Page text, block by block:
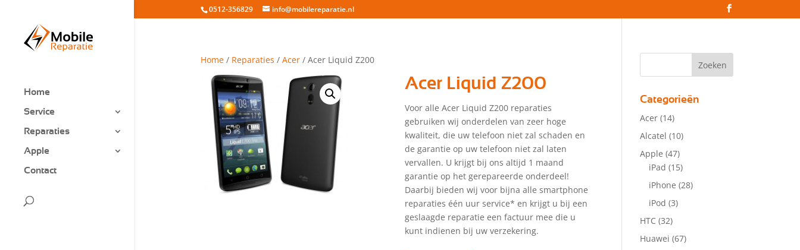
0512-356829 info@mobilereparatie.nl
Home
Service
Reparaties
Apple
Contact
Home/ Reparaties / Acer/ Acer Liquid Z200
Acer Liquid Z200
Voor alle Acer Liquid Z200 reparaties
gebruiken wij onderdelen van zeer hoge
kwaliteit, die uw telefoon niet zal schaden en
de garantie op uw telefoon niet zal laten
vervallen. U krijgt bij ons altijd 1 maand
garantie op het gerepareerde onderdeel!
Daarbij bieden wij voor bijna alle smartphone
reparaties één uur service* en krijgt u bij een
geslaagde reparatie een factuur mee die u
kunt indienen bij uw verzekering.
Categorieën
Acer (14)
Alcatel (10)
Apple (47)
iPad (15)
iPhone (28)
iPod (3)
HTC (32)
Huawei (67)